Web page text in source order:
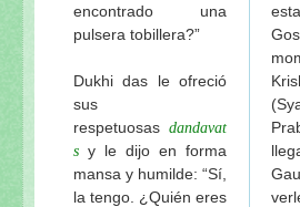
encontrado una
pulsera tobillera?”
Dukhi das le ofreció
sus
respetuosas dandavat
s y le dijo en forma
mansa y humilde: “Sí,
la tengo. ¿Quién eres